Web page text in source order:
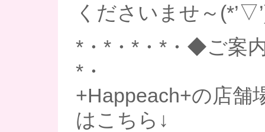
くださいませ～
*・*・*・*・◆ご案
*・
+Happeach+の店舗
はこちら↓